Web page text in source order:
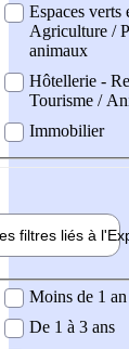
Espaces verts
Agriculture /
animaux
Hôtellerie -
Tourisme /
Immobilier
filtres liés à l'
demandée
Moins de 1 an
De 1 à 3 ans